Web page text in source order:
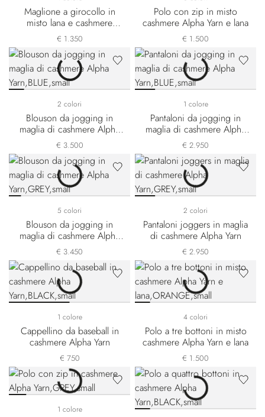
Maglione a girocollo in
misto lana e cashmere
Alpha Yarn
€ 1.350
Polo con zip in misto
cashmere Alpha Yarn e lana
€ 1.500
2 colori
Blouson da jogging in
maglia di cashmere Alpha
Yarn
€ 3.500
1 colore
Pantaloni da jogging in
maglia di cashmere Alpha
Yarn
€ 2.950
5 colori
Blouson da jogging in
maglia di cashmere Alpha
Yarn
€ 3.450
2 colori
Pantaloni joggers in maglia
di cashmere Alpha Yarn
€ 2.950
1 colore
Cappellino da baseball in
cashmere Alpha Yarn
€ 750
4 colori
Polo a tre bottoni in misto
cashmere Alpha Yarn e lana
€ 1.500
1 colore